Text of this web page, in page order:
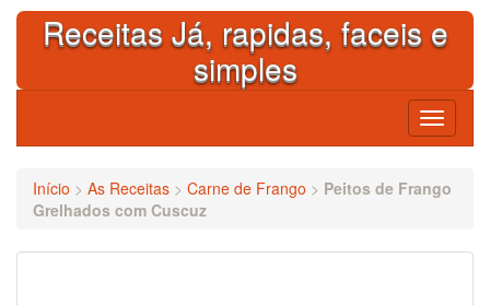
Skip
contentReceitas Já, rapidas, faceis e
simples
Toggle
Início > As Receitas > Carne de Frango > Peitos de Frango
Grelhados com Cuscuz